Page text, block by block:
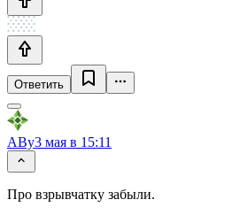
Ответить
ABy3 мая в 15:11
Про взрывчатку забыли.